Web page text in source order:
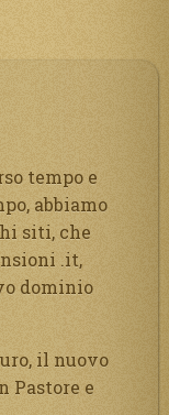
tempo e
abbiamo
siti, che
.it,
dominio
il nuovo
Pastore e